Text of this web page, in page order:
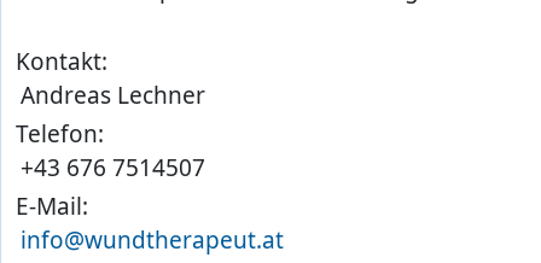
Kontakt:
Andreas Lechner
Telefon:
+43 676 7514507
E-Mail:
info@wundtherapeut.at